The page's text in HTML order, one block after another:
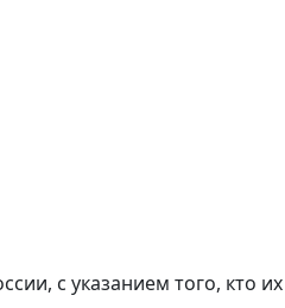
с указанием того, кто